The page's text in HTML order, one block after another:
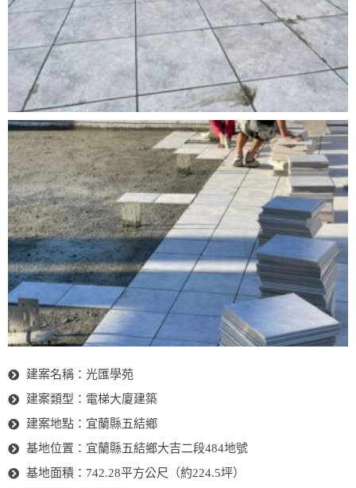
建案名稱：光匯學苑
建案類型：電梯大廈建築
建案地點：宜蘭縣五結鄉
基地位置：宜蘭縣五結鄉大吉二段484地號
基地面積：742.28平方公尺（約224.5坪）